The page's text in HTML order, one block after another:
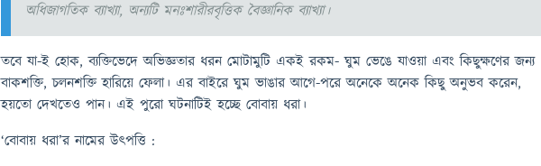
অধিজাগতিক ব্যাখ্যা, অন্যটি মনঃশারীরবৃত্তিক বৈজ্ঞানিক ব্যাখ্যা।
তবে যা-ই হোক, ব্যক্তিভেদে অভিজ্ঞতার ধরন মোটামুটি একই রকম- ঘুম ভেঙে যাওয়া এবং কিছুক্ষণের জন্য
বাকশক্তি, চলনশক্তি হারিয়ে ফেলা। এর বাইরে ঘুম ভাঙার আগে-পরে অনেকে অনেক কিছু অনুভব করেন,
হয়তো দেখতেও পান। এই পুরো ঘটনাটিই হচ্ছে বোবায় ধরা।
‘বোবায় ধরা’র নামের উৎপত্তি :